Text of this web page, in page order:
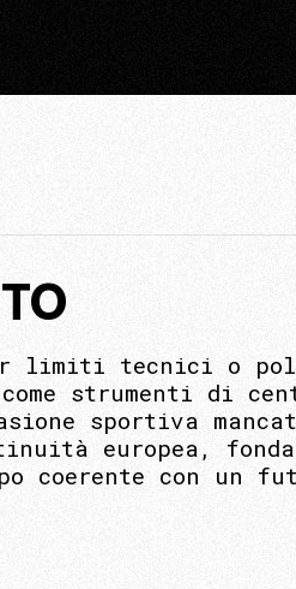
limiti tecnici o
strumenti di
sportiva
europea,
coerente con un